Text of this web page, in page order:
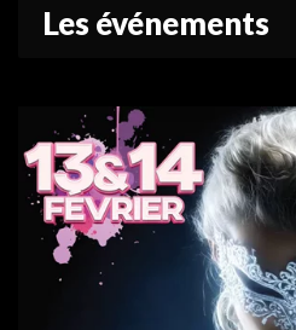
Les événements